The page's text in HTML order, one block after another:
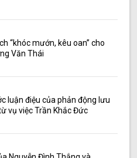
“khóc mướn, kêu oan” cho
Văn Thái
luận điệu của phản động lưu
vụ việc Trần Khắc Đức